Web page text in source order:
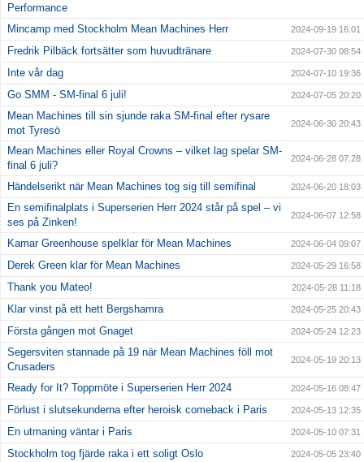
Performance
Mincamp med Stockholm Mean Machines Herr 2024-09-19 16:01
Fredrik Pilbäck fortsätter som huvudtränare 2024-07-30 08:54
Inte vår dag 2024-07-10 19:36
Go SMM - SM-final 6 juli! 2024-07-05 20:20
Mean Machines till sin sjunde raka SM-final efter rysare
mot Tyresö
2024-06-30 20:43
Mean Machines eller Royal Crowns – vilket lag spelar SM-
final 6 juli?
2024-06-28 07:28
Händelserikt när Mean Machines tog sig till semifinal 2024-06-20 18:03
En semifinalplats i Superserien Herr 2024 står på spel – vi
ses på Zinken!
2024-06-07 12:58
Kamar Greenhouse spelklar för Mean Machines 2024-06-04 09:07
Derek Green klar för Mean Machines 2024-05-29 16:58
Thank you Mateo! 2024-05-28 11:18
Klar vinst på ett hett Bergshamra 2024-05-25 20:43
Första gången mot Gnaget 2024-05-24 12:23
Segersviten stannade på 19 när Mean Machines föll mot
Crusaders
2024-05-19 20:13
Ready for It? Toppmöte i Superserien Herr 2024 2024-05-16 08:47
Förlust i slutsekunderna efter heroisk comeback i Paris 2024-05-13 12:35
En utmaning väntar i Paris 2024-05-10 07:31
Stockholm tog fjärde raka i ett soligt Oslo 2024-05-05 23:40